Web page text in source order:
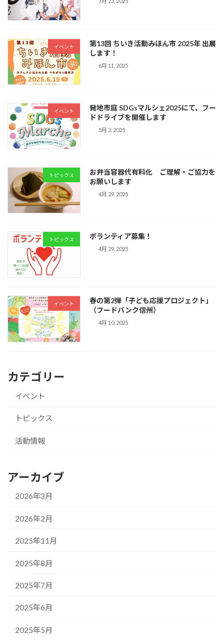
イベント
第13回 ちいき活動みほん市 2025年 出展
します！
6月 11, 2025
イベント
発地市庭 SDGsマルシェ2025にて、フー
ドドライブを開催します
5月 3, 2025
トピックス
お弁当容器代有料化 ご理解・ご協力を
お願いします
4月 29, 2025
トピックス ボランティア募集！
4月 29, 2025
イベント
春の第2弾「子ども応援プロジェクト」
（フードバンク信州）
4月 10, 2025
カテゴリー
イベント
トピックス
活動情報
アーカイブ
2026年3月
2026年2月
2025年11月
2025年8月
2025年7月
2025年6月
2025年5月